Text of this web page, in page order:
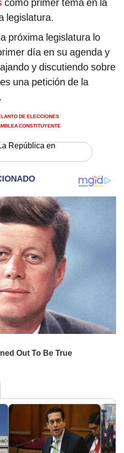
como primer tema en la
legislatura.
próxima legislatura lo
día en su agenda y
y discutiendo sobre
una petición de la
DE ELECCIONES
CONSTITUYENTE
República en